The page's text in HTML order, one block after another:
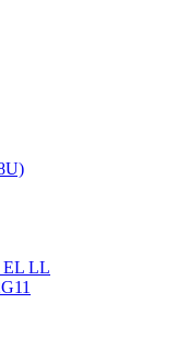
EL LL